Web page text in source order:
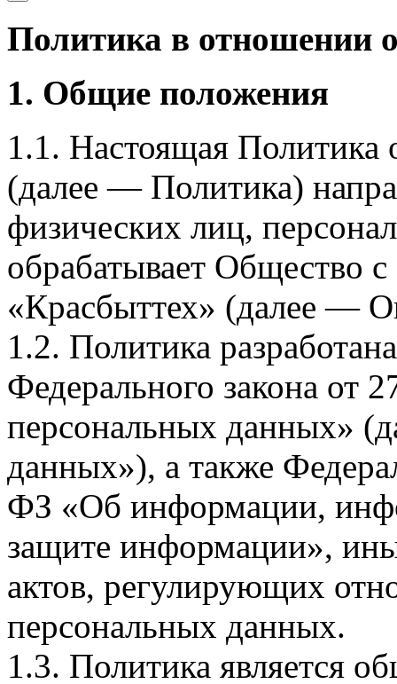
Политика в отношении
1. Общие положения
1.1. Настоящая Политика
(далее — Политика)
физических лиц,
обрабатывает Общество
«Красбыттех» (далее —
1.2. Политика
Федерального закона
персональных данных»
данных»), а также
ФЗ «Об информации,
защите информации»,
актов, регулирующих
персональных данных.
1.3. Политика является